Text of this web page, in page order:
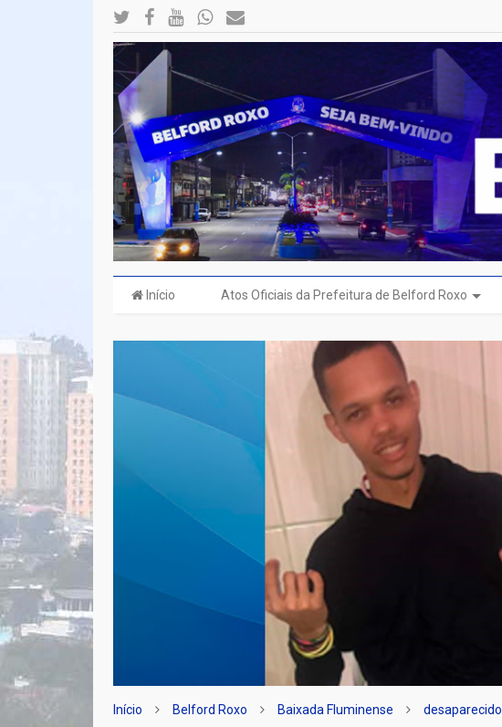
Início Atos Oficiais da Prefeitura de Belford Roxo
Início Belford Roxo Baixada Fluminense desaparecido